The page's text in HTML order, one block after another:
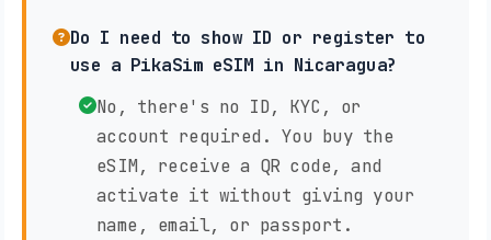
Do I need to show ID or register to
use a PikaSim eSIM in Nicaragua?
No, there's no ID, KYC, or
account required. You buy the
eSIM, receive a QR code, and
activate it without giving your
name, email, or passport.